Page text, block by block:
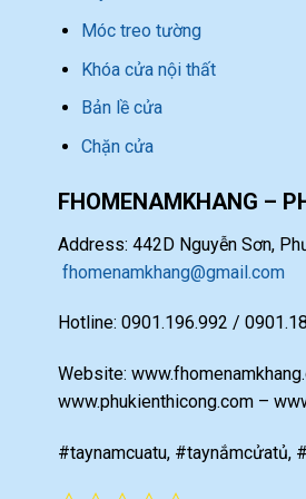
Móc treo tường
Khóa cửa nội thất
Bản lề cửa
Chặn cửa
FHOMENAMKHANG –
Address: 442D Nguyễn Sơn,
fhomenamkhang@gmail.com
Hotline: 0901.196.992 /
Website:
www.phukienthicong.com –
#taynamcuatu, #taynắmcửatủ,